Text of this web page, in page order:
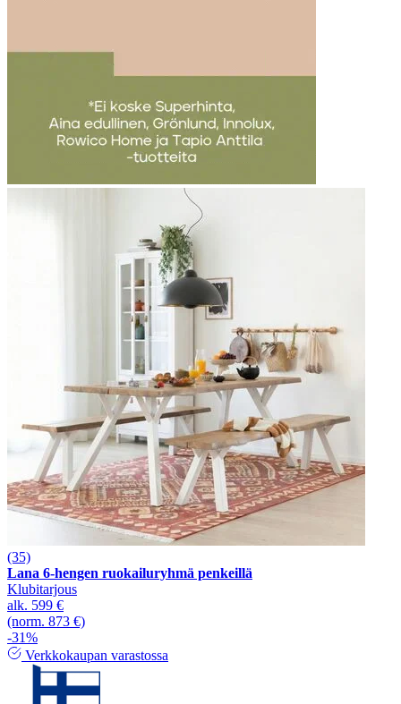
(35)
Lana 6-hengen ruokailuryhmä penkeillä
Klubitarjous
alk. 599 €
(norm. 873 €)
-31%
Verkkokaupan varastossa